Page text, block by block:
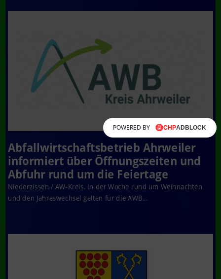
Abfallwirtschaftsbetrieb Ahrweiler
informiert über Öffnungszeiten und
Abfuhr rund um die Feiertage
Niederzissen / AW-Kreis. In der Woche rund um Weihnachten
und den Jahreswechsel gelten für die AWB...
POWERED BY